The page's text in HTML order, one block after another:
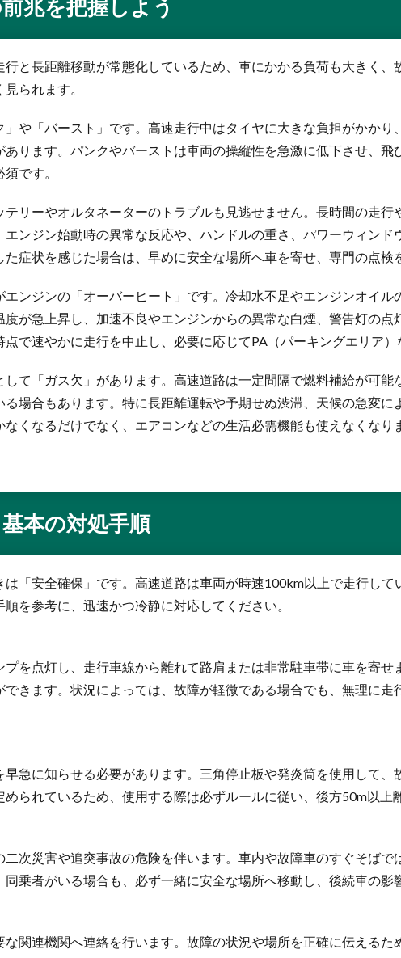
兆を把握しよう
と長距離移動が常態化しているため、車にかかる負荷も大きく、
られます。
や「バースト」です。高速走行中はタイヤに大きな負担がかか
ります。パンクやバーストは車両の操縦性を急激に低下させ、
です。
リーやオルタネーターのトラブルも見逃せません。長時間の走
ンジン始動時の異常な反応や、ハンドルの重さ、パワーウィン
症状を感じた場合は、早めに安全な場所へ車を寄せ、専門の点検
ンジンの「オーバーヒート」です。冷却水不足やエンジンオイ
が急上昇し、加速不良やエンジンからの異常な白煙、警告灯の点
で速やかに走行を中止し、必要に応じてPA（パーキングエリア）
て「ガス欠」があります。高速道路は一定間隔で燃料補給が可能
場合もあります。特に長距離運転や予期せぬ渋滞、天候の急変
くなるだけでなく、エアコンなどの生活必需機能も使えなくな
本の対処手順
「安全確保」です。高速道路は車両が時速100km以上で走行し
を参考に、迅速かつ冷静に対応してください。
を点灯し、走行車線から離れて路肩または非常駐車帯に車を寄
きます。状況によっては、故障が軽微である場合でも、無理に走
急に知らせる必要があります。三角停止板や発炎筒を使用して、
られているため、使用する際は必ずルールに従い、後方50m以上
次災害や追突事故の危険を伴います。車内や故障車のすぐそば
乗者がいる場合も、必ず一緒に安全な場所へ移動し、後続車の影
関連機関へ連絡を行います。故障の状況や場所を正確に伝える